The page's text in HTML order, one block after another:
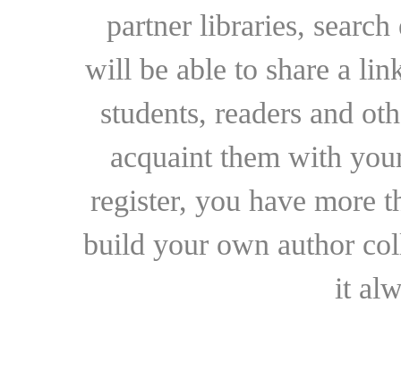
partner libraries,
will be able to share a
students, readers and
acquaint them with
register, you have more
build your own author
it